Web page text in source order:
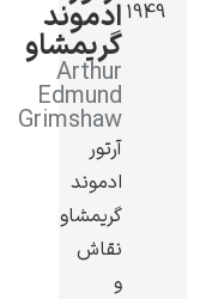
فریدا کالوا
کلود مونه
1949 ادموند
گریمشاو
Arthur
Edmund
Grimshaw
آرتور
ادموند
گریمشاو
نقاش
و